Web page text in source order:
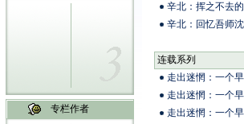
专栏作者
辛北：挥之不去
辛北：回忆吾师
连载系列
走出迷惘：一个
走出迷惘：一个
走出迷惘：一个